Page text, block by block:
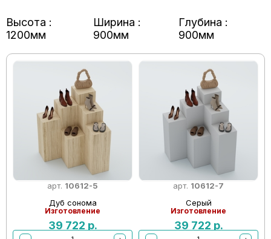
Высота :
1200мм
Ширина :
900мм
Глубина :
900мм
арт. 10612-5
Дуб сонома
Изготовление
39 722 р.
арт. 10612-7
Серый
Изготовление
39 722 р.